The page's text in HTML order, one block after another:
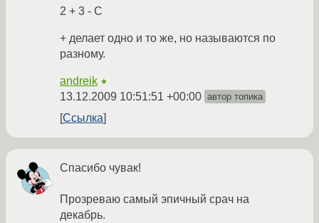
2 + 3 - C
+ делает одно и то же, но называются по
разному.
andreik ★
13.12.2009 10:51:51 +00:00 автор топика
Ссылка
Спасибо чувак!
Прозреваю самый эпичный срач на
декабрь.